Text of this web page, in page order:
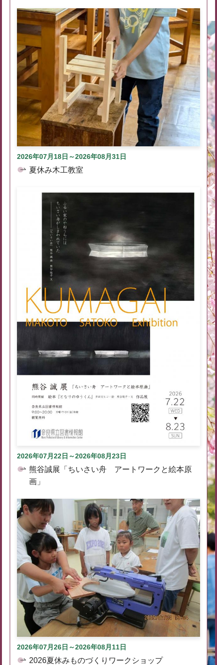
2026年07月18日～2026年08月31日
夏休み木工教室
2026年07月22日～2026年08月23日
熊谷誠展「ちいさい舟 アートワークと絵本原
画」
2026年07月26日～2026年08月11日
2026夏休みものづくりワークショップ